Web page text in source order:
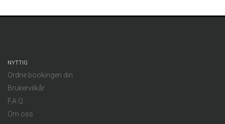
NYTTIG
Ordne bookingen din
Brukervilkår
F.A.Q.
Om oss